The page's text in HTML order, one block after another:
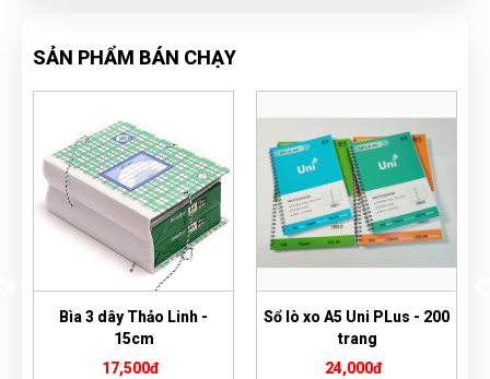
SẢN PHẨM BÁN CHẠY
Sổ lò xo A5 Uni PLus - 200
24,000đ
Bút lông dầu Thiên Long
12,500đ